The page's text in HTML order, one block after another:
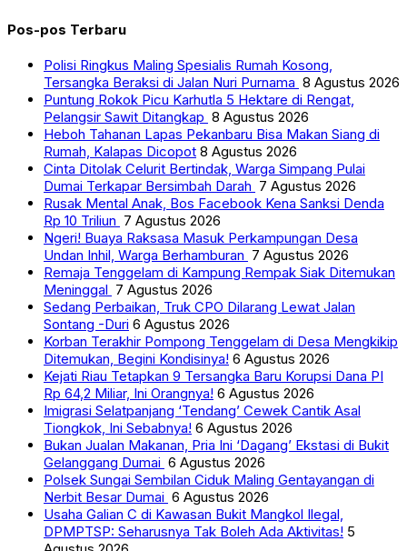
Pos-pos Terbaru
Polisi Ringkus Maling Spesialis Rumah Kosong,
Tersangka Beraksi di Jalan Nuri Purnama 8 Agustus 2026
Puntung Rokok Picu Karhutla 5 Hektare di Rengat,
Pelangsir Sawit Ditangkap 8 Agustus 2026
Heboh Tahanan Lapas Pekanbaru Bisa Makan Siang di
Rumah, Kalapas Dicopot 8 Agustus 2026
Cinta Ditolak Celurit Bertindak, Warga Simpang Pulai
Dumai Terkapar Bersimbah Darah 7 Agustus 2026
Rusak Mental Anak, Bos Facebook Kena Sanksi Denda
Rp 10 Triliun 7 Agustus 2026
Ngeri! Buaya Raksasa Masuk Perkampungan Desa
Undan Inhil, Warga Berhamburan 7 Agustus 2026
Remaja Tenggelam di Kampung Rempak Siak Ditemukan
Meninggal 7 Agustus 2026
Sedang Perbaikan, Truk CPO Dilarang Lewat Jalan
Sontang -Duri 6 Agustus 2026
Korban Terakhir Pompong Tenggelam di Desa Mengkikip
Ditemukan, Begini Kondisinya! 6 Agustus 2026
Kejati Riau Tetapkan 9 Tersangka Baru Korupsi Dana PI
Rp 64,2 Miliar, Ini Orangnya! 6 Agustus 2026
Imigrasi Selatpanjang ‘Tendang’ Cewek Cantik Asal
Tiongkok, Ini Sebabnya! 6 Agustus 2026
Bukan Jualan Makanan, Pria Ini ‘Dagang’ Ekstasi di Bukit
Gelanggang Dumai 6 Agustus 2026
Polsek Sungai Sembilan Ciduk Maling Gentayangan di
Nerbit Besar Dumai 6 Agustus 2026
Usaha Galian C di Kawasan Bukit Mangkol Ilegal,
DPMPTSP: Seharusnya Tak Boleh Ada Aktivitas! 5